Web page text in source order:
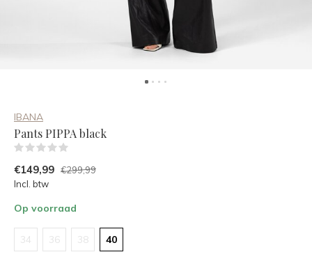
IBANA
Pants PIPPA black
€149,99 €299,99
Incl. btw
Op voorraad
34 36 38 40